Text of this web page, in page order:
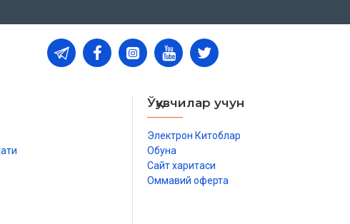
Ўқувчилар учун
Электрон Китоблар
Обуна
Сайт харитаси
Оммавий оферта